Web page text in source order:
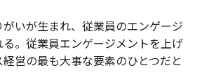
いが生まれ、従業員のエンゲージ
。従業員エンゲージメントを上げ
営の最も大事な要素のひとつだと